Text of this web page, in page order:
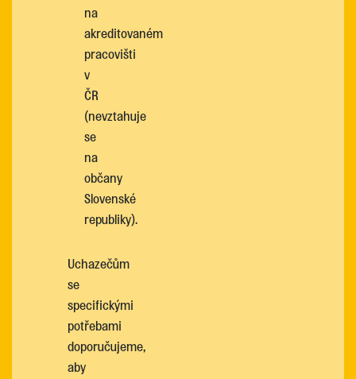
na
akreditovaném
pracovišti
v
ČR
(nevztahuje
se
na
občany
Slovenské
republiky).
Uchazečům
se
specifickými
potřebami
doporučujeme,
aby